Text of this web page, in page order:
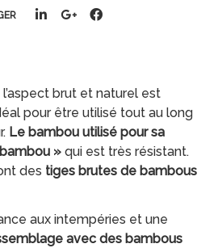
l’aspect brut et naturel est
pour être utilisé tout au long
Le bambou utilisé pour sa
» qui est très résistant.
des tiges brutes de bambous
aux intempéries et une
avec des bambous